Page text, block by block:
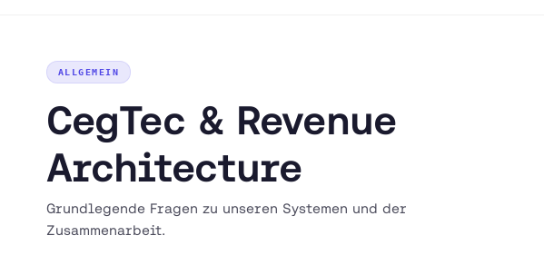
ALLGEMEIN
CegTec & Revenue
Architecture
Grundlegende Fragen zu unseren Systemen und der
Zusammenarbeit.